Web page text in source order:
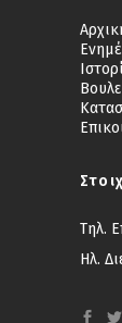
Τηλ.
Ηλ.